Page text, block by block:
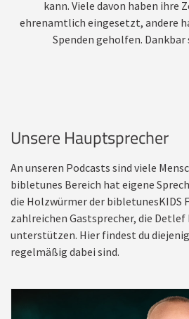
kann. Viele davon haben ihre
ehrenamtlich eingesetzt, andere
Spenden geholfen.
Unsere Hauptsprecher
An unseren Podcasts sind viele
bibletunes Bereich hat eigene
die Holzwürmer der bibletunesKIDS
zahlreichen Gastsprecher, die Detlef
unterstützen. Hier findest du
regelmäßig dabei sind.